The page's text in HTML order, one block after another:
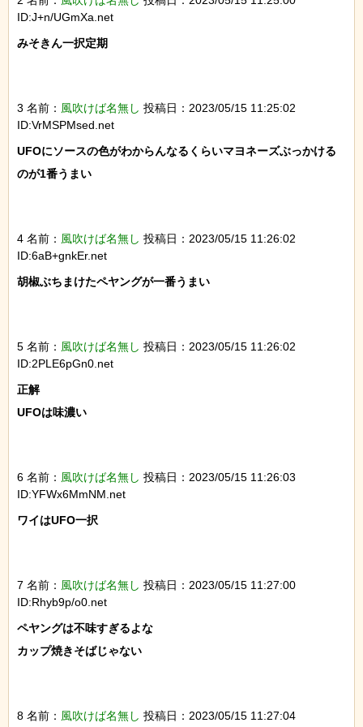
ID:J+n/UGmXa.net
みそきん一択定期
3 名前： 風吹けば名無し 投稿日：2023/05/15 11:25:02
ID:VrMSPMsed.net
UFOにソースの色がわからんなるくらいマヨネーズぶっかける
のが1番うまい
4 名前： 風吹けば名無し 投稿日：2023/05/15 11:26:02
ID:6aB+gnkEr.net
胡椒ぶちまけたペヤングが一番うまい
5 名前： 風吹けば名無し 投稿日：2023/05/15 11:26:02
ID:2PLE6pGn0.net
正解
UFOは味濃い
6 名前： 風吹けば名無し 投稿日：2023/05/15 11:26:03
ID:YFWx6MmNM.net
ワイはUFO一択
7 名前： 風吹けば名無し 投稿日：2023/05/15 11:27:00
ID:Rhyb9p/o0.net
ペヤングは不味すぎるよな
カップ焼きそばじゃない
8 名前： 風吹けば名無し 投稿日：2023/05/15 11:27:04